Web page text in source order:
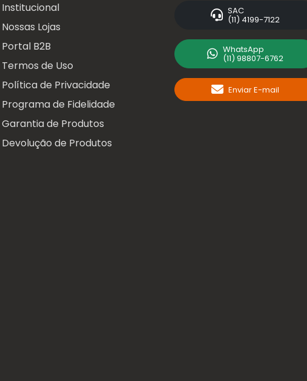
Institucional
Nossas Lojas
Portal B2B
Termos de Uso
Política de Privacidade
Programa de Fidelidade
Garantia de Produtos
Devolução de Produtos
SAC
(11) 4199-7122
WhatsApp
(11) 98807-6762
Enviar E-mail